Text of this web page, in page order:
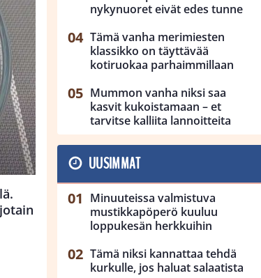
nykynuoret eivät edes tunne
Tämä vanha merimiesten
klassikko on täyttävää
kotiruokaa parhaimmillaan
Mummon vanha niksi saa
kasvit kukoistamaan – et
tarvitse kalliita lannoitteita
UUSIMMAT
Minuuteissa valmistuva
mustikkapöperö kuuluu
loppukesän herkkuihin
Tämä niksi kannattaa tehdä
kurkulle, jos haluat salaatista